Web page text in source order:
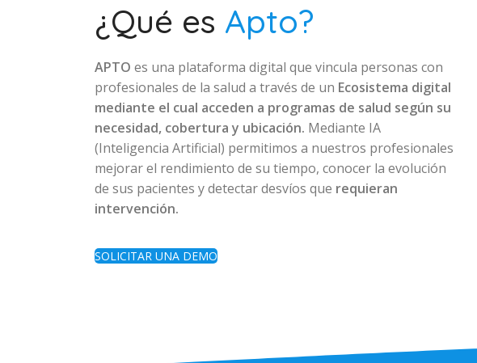
¿Qué es Apto?
APTO es una plataforma digital que vincula personas con
profesionales de la salud a través de un Ecosistema digital
mediante el cual acceden a programas de salud según su
necesidad, cobertura y ubicación. Mediante IA
(Inteligencia Artificial) permitimos a nuestros profesionales
mejorar el rendimiento de su tiempo, conocer la evolución
de sus pacientes y detectar desvíos que requieran
intervención.
SOLICITAR UNA DEMO